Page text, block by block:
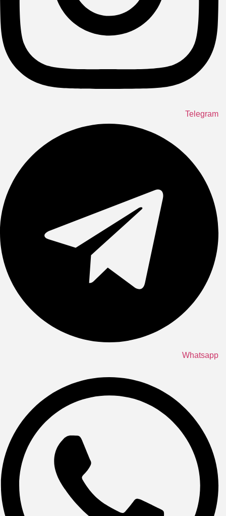
Telegram
Whatsapp